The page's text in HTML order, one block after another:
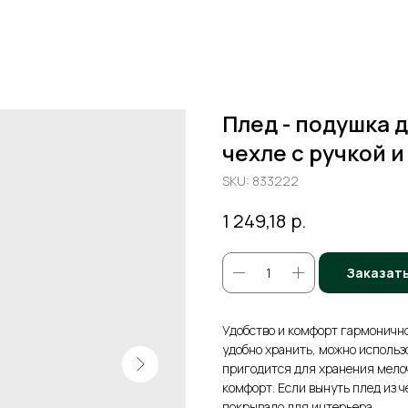
Плед - подушка
чехле с ручкой
SKU: 833222
1 249,18 р.
Удобство и комфорт
удобно хранить, можно
пригодится для хранения
комфорт. Если вынуть плед из